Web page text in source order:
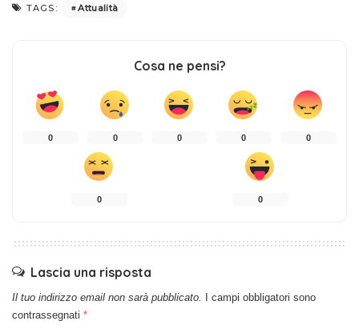
TAGS: Attualità
Cosa ne pensi?
0 0 0 0 0
0 0
Lascia una risposta
Il tuo indirizzo email non sarà pubblicato.
I campi obbligatori sono
contrassegnati *